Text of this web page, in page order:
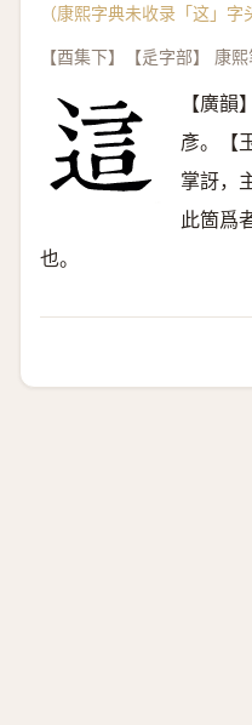
（康熙字典未收录「这」
【酉集下】【辵字部】 康
【廣韻
彥。【
掌訝，
此箇爲
也。